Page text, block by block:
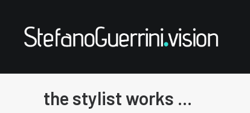
the stylist works ...